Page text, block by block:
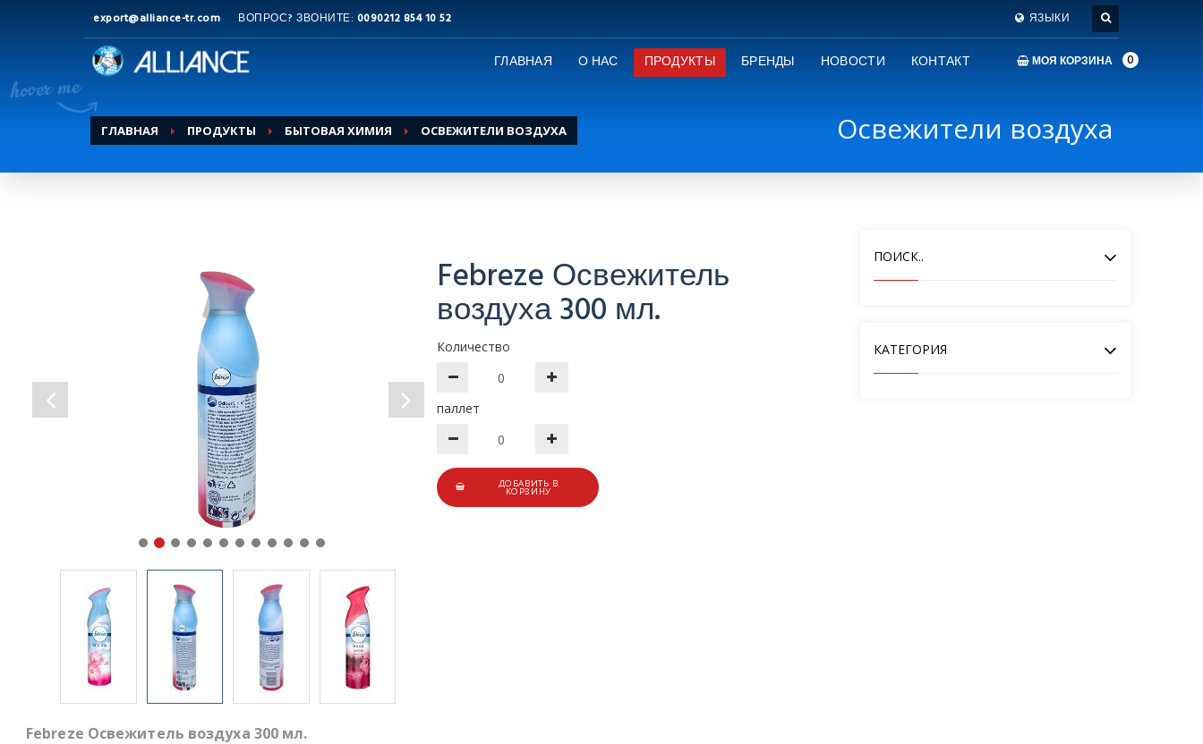
export@alliance-tr.com ВОПРОС? ЗВОНИТЕ: 0090212 854 10 52 ЯЗЫКИ
МОЯ КОРЗИНА 0
ГЛАВНАЯ О НАС ПРОДУКТЫ БРЕНДЫ НОВОСТИ КОНТАКТ
ГЛАВНАЯ ПРОДУКТЫ БЫТОВАЯ ХИМИЯ ОСВЕЖИТЕЛИ ВОЗДУХА Освежители воздуха
ПОИСК..
КАТЕГОРИЯ
Febreze Освежитель
воздуха 300 мл.
Количество
паллет
ДОБАВИТЬ В
КОРЗИНУ
Febreze Освежитель воздуха 300 мл.